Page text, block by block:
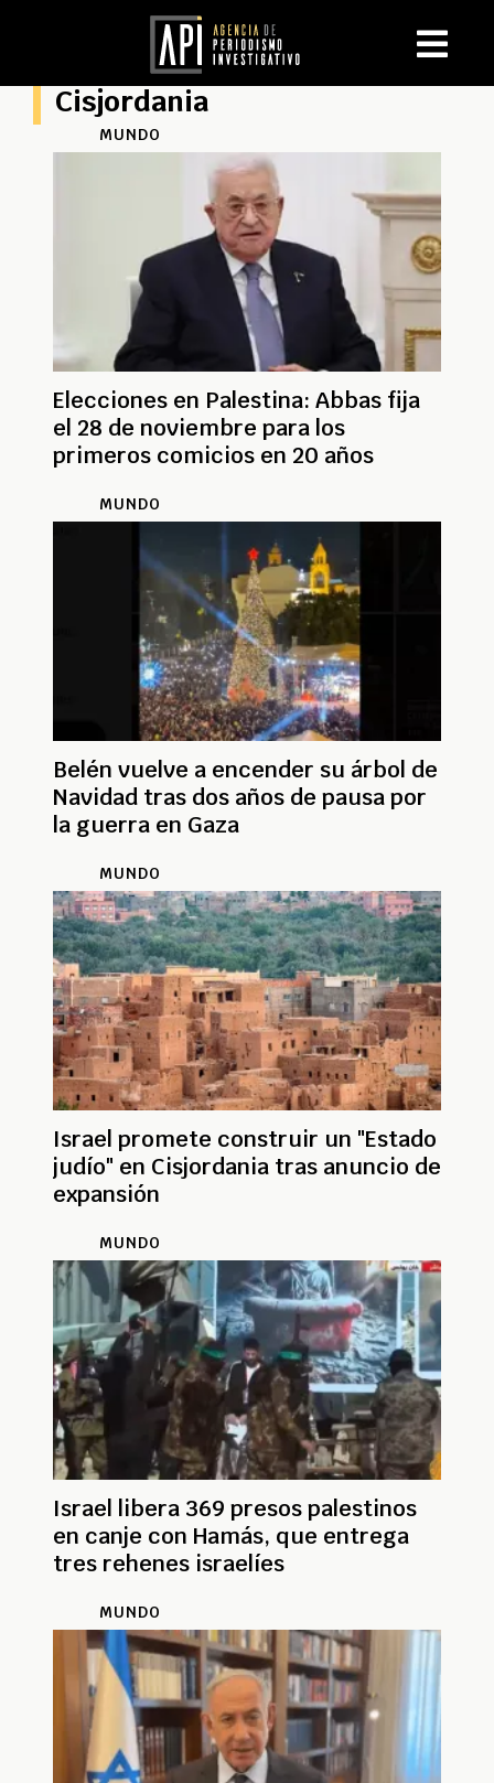
Cisjordania
MUNDO
Elecciones en Palestina: Abbas fija
el 28 de noviembre para los
primeros comicios en 20 años
MUNDO
Belén vuelve a encender su árbol de
Navidad tras dos años de pausa por
la guerra en Gaza
MUNDO
Israel promete construir un "Estado
judío" en Cisjordania tras anuncio de
expansión
MUNDO
Israel libera 369 presos palestinos
en canje con Hamás, que entrega
tres rehenes israelíes
MUNDO